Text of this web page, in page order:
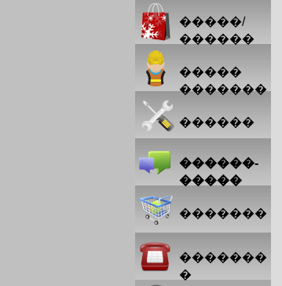
�����/
������
�����
�������
������
������-
�����
�������
�������
�